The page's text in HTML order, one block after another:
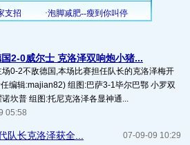
2-0威尔士 克洛泽双响炮小猪...
场0-2不敌德国,本场比赛担任队长的克洛泽梅开
编辑:majian82) 组图:巴萨3-1毕尔巴鄂 小罗双
坎普 组图:托尼克洛泽各显神通...
05:58
07-09-09 10:29
队长克洛泽获全...